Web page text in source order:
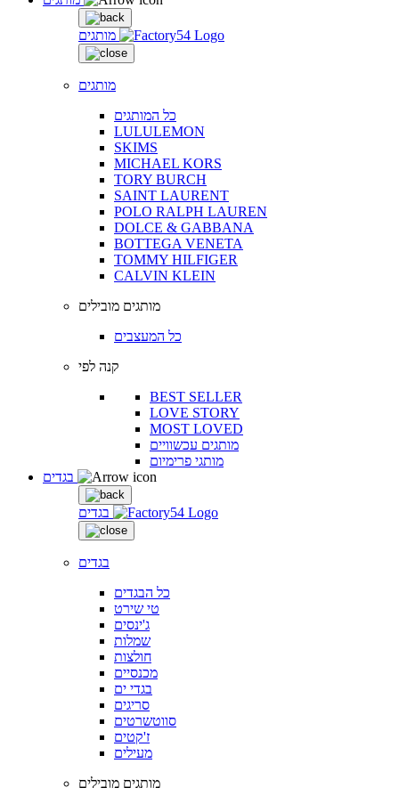
מותגים
מותגים
כל המותגים
LULULEMON
SKIMS
MICHAEL KORS
TORY BURCH
SAINT LAURENT
POLO RALPH LAUREN
DOLCE & GABBANA
BOTTEGA VENETA
TOMMY HILFIGER
CALVIN KLEIN
מותגים מובילים
כל המעצבים
קנה לפי
BEST SELLER
LOVE STORY
MOST LOVED
מותגים עכשוויים
מותגי פרימיום
בגדים
בגדים
כל הבגדים
טי שירט
ג'ינסים
שמלות
חולצות
מכנסיים
בגדי ים
סריגים
סווטשרטים
ז'קטים
מעילים
מותגים מובילים